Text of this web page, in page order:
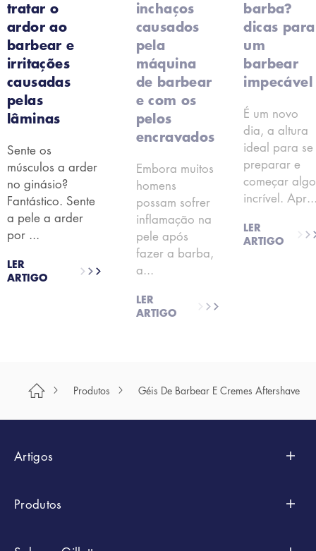
tratar o
ardor ao
barbear e
irritações
causadas
pelas
lâminas
Sente os
músculos a arder
no ginásio?
Fantástico. Sente
a pele a arder
por ...
LER
ARTIGO
inchaços
causados
pela
máquina
de barbear
e com os
pelos
encravados
Embora muitos
homens
possam sofrer
inflamação na
pele após
fazer a barba,
a...
LER
ARTIGO
barba?
dicas para
um
barbear
impecável
É um novo
dia, a altura
ideal para se
preparar e
começar algo
incrível.
LER
ARTIGO
Produtos Géis De Barbear E Cremes Aftershave
Artigos
Produtos